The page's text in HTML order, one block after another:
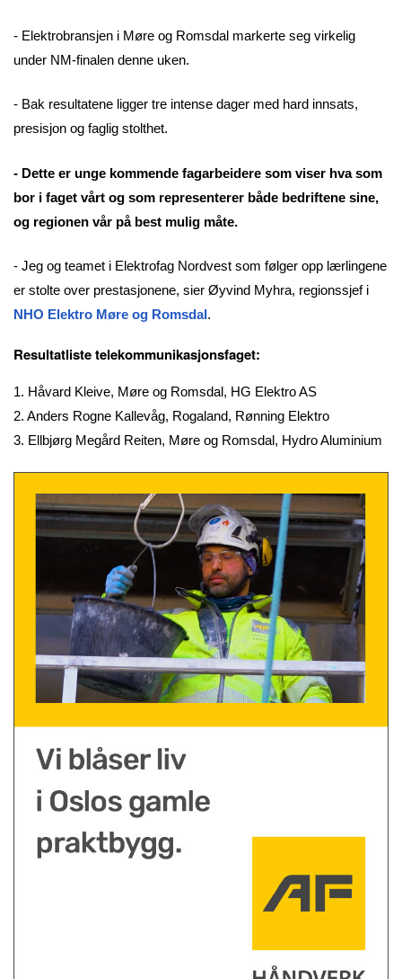
- Elektrobransjen i Møre og Romsdal markerte seg virkelig
under NM-finalen denne uken.
- Bak resultatene ligger tre intense dager med hard innsats,
presisjon og faglig stolthet.
- Dette er unge kommende fagarbeidere som viser hva som
bor i faget vårt og som representerer både bedriftene sine,
og regionen vår på best mulig måte.
- Jeg og teamet i Elektrofag Nordvest som følger opp lærlingene
er stolte over prestasjonene, sier Øyvind Myhra, regionssjef i
NHO Elektro Møre og Romsdal.
Resultatliste telekommunikasjonsfaget:
1. Håvard Kleive, Møre og Romsdal, HG Elektro AS
2. Anders Rogne Kallevåg, Rogaland, Rønning Elektro
3. Ellbjørg Megård Reiten, Møre og Romsdal, Hydro Aluminium